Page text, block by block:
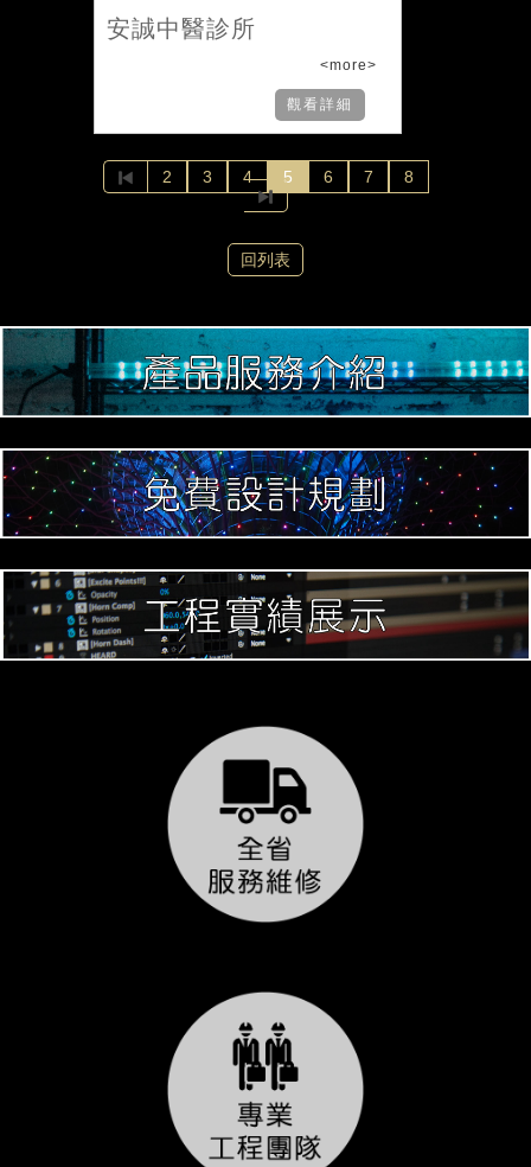
安誠中醫診所
<more>
觀看詳細
2 3 4 5 6 7 8
回列表